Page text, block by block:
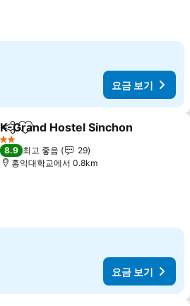
요금 보기
공유 즐겨찾기에 추가
K-Grand Hostel Sinchon
2 성급
8.9 최고 좋음
29
홍익대학교에서 0.8km
요금 보기